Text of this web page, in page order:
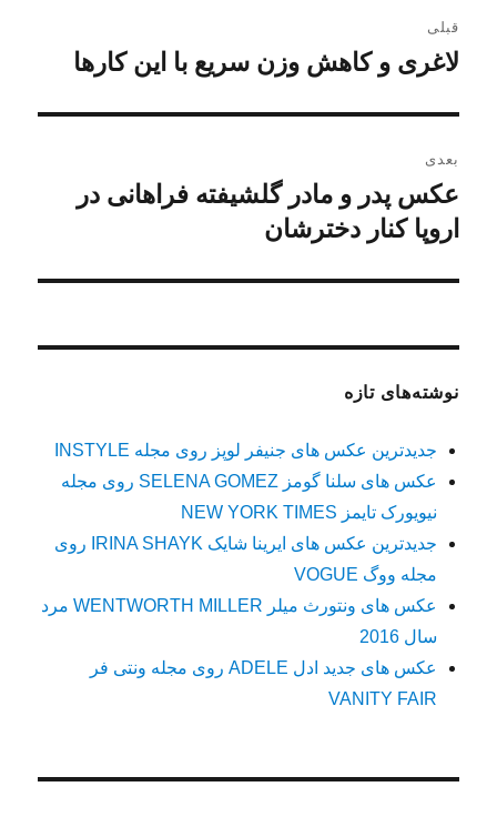
نوشته
قبلی
نوشته
لاغری و کاهش وزن سریع با این کارها
بعدی
نوشته
بعدی:
عکس پدر و مادر گلشیفته فراهانی در
اروپا کنار دخترشان
نوشته‌های تازه
جدیدترین عکس های جنیفر لوپز روی مجله INSTYLE
عکس های سلنا گومز SELENA GOMEZ روی مجله
نیویورک تایمز NEW YORK TIMES
جدیدترین عکس های ایرینا شایک IRINA SHAYK روی
مجله ووگ VOGUE
عکس های ونتورث میلر WENTWORTH MILLER مرد
سال 2016
عکس های جدید ادل ADELE روی مجله ونتی فر
VANITY FAIR